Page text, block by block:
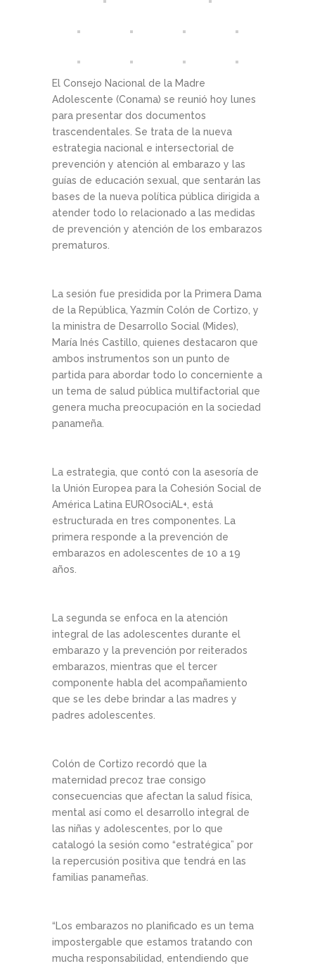
El Consejo Nacional de la Madre
Adolescente (Conama) se reunió hoy lunes
para presentar dos documentos
trascendentales. Se trata de la nueva
estrategia nacional e intersectorial de
prevención y atención al embarazo y las
guías de educación sexual, que sentarán las
bases de la nueva política pública dirigida a
atender todo lo relacionado a las medidas
de prevención y atención de los embarazos
prematuros.
La sesión fue presidida por la Primera Dama
de la República, Yazmín Colón de Cortizo, y
la ministra de Desarrollo Social (Mides),
María Inés Castillo, quienes destacaron que
ambos instrumentos son un punto de
partida para abordar todo lo concerniente a
un tema de salud pública multifactorial que
genera mucha preocupación en la sociedad
panameña.
La estrategia, que contó con la asesoría de
la Unión Europea para la Cohesión Social de
América Latina EUROsociAL+, está
estructurada en tres componentes. La
primera responde a la prevención de
embarazos en adolescentes de 10 a 19
años.
La segunda se enfoca en la atención
integral de las adolescentes durante el
embarazo y la prevención por reiterados
embarazos, mientras que el tercer
componente habla del acompañamiento
que se les debe brindar a las madres y
padres adolescentes.
Colón de Cortizo recordó que la
maternidad precoz trae consigo
consecuencias que afectan la salud física,
mental así como el desarrollo integral de
las niñas y adolescentes, por lo que
catalogó la sesión como “estratégica” por
la repercusión positiva que tendrá en las
familias panameñas.
“Los embarazos no planificado es un tema
impostergable que estamos tratando con
mucha responsabilidad, entendiendo que